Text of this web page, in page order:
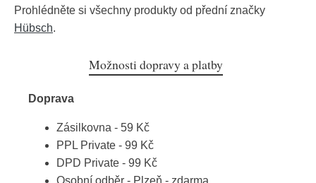
Prohlédněte si všechny produkty od přední značky
Hübsch.
Možnosti dopravy a platby
Doprava
Zásilkovna - 59 Kč
PPL Private - 99 Kč
DPD Private - 99 Kč
Osobní odběr - Plzeň - zdarma